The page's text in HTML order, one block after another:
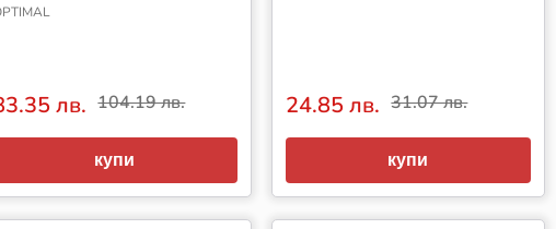
лв. 104.19 лв.
купи
24.85 лв. 31.07 лв.
купи